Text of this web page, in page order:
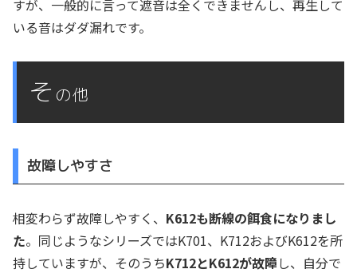
すが、一般的に言って遮音は全くできませんし、再生して
いる音はダダ漏れです。
そ の他
故障しやすさ
相変わらず故障しやすく、 K612も断線の餌食になりまし
た。同じようなシリーズではK701、K712およびK612を所
持していますが、そのうちK712とK612が故障し、自分で